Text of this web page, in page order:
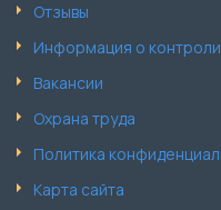
Отзывы
Информация о
Вакансии
Охрана труда
Политика
Карта сайта